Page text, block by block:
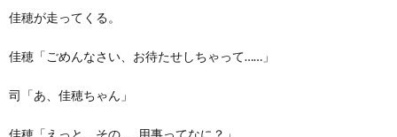
佳穂が走ってくる。
佳穂「ごめんなさい、お待たせしちゃって……」
司「あ、佳穂ちゃん」
佳穂「えっと、その……用事ってなに？」